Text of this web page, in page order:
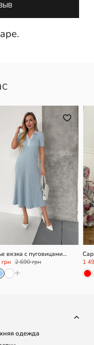
OneSize
вязка с пуговицами
2 690 грн
+
1
одежда